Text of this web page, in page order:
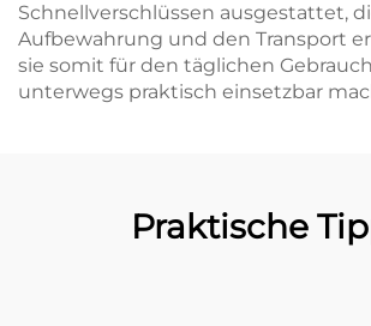
Schnellverschlüssen ausgestattet,
Aufbewahrung und den Transport
sie somit für den täglichen
unterwegs praktisch einsetzbar
Praktische